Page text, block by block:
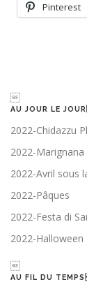
Pinterest
AU JOUR LE
2022-Chidazzu
2022-Marignana
2022-Avril sous
2022-Pâques
2022-Festa di
2022-Halloween
AU FIL DU